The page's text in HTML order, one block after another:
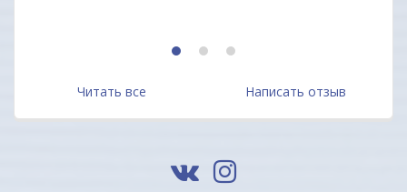
1 2 3
Читать все Написать отзыв